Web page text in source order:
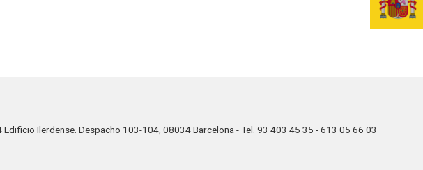
Edificio Ilerdense. Despacho 103-104, 08034 Barcelona - Tel. 93 403 45 35 - 613 05 66 03